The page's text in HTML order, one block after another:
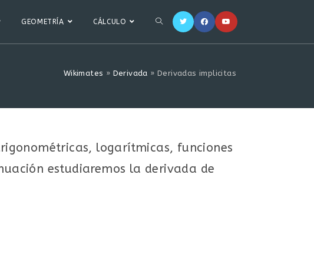
GEOMETRÍA CÁLCULO
Wikimates » Derivada » Derivadas implicitas
logarítmicas, funciones
estudiaremos la derivada de